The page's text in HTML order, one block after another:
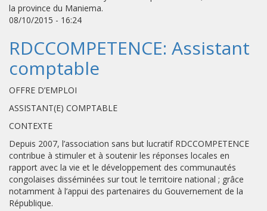
la province du Maniema.
08/10/2015 - 16:24
RDCCOMPETENCE: Assistant
comptable
OFFRE D’EMPLOI
ASSISTANT(E) COMPTABLE
CONTEXTE
Depuis 2007, l’association sans but lucratif RDCCOMPETENCE
contribue à stimuler et à soutenir les réponses locales en
rapport avec la vie et le développement des communautés
congolaises disséminées sur tout le territoire national ; grâce
notamment à l’appui des partenaires du Gouvernement de la
République.